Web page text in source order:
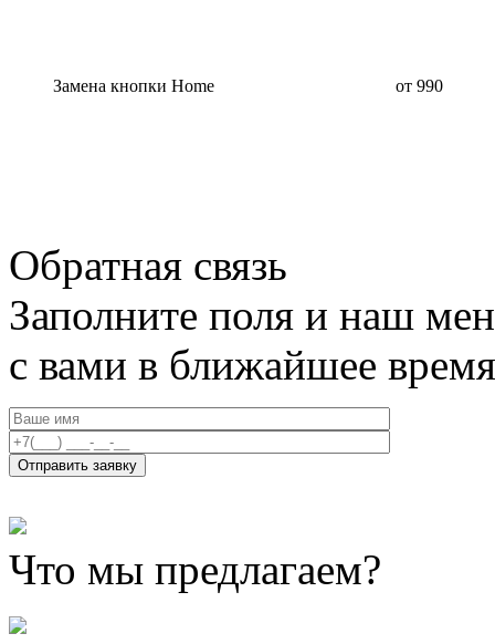
Замена кнопки Home от 990
Обратная связь
Заполните поля и наш
с вами в ближайшее время
Что мы предлагаем?